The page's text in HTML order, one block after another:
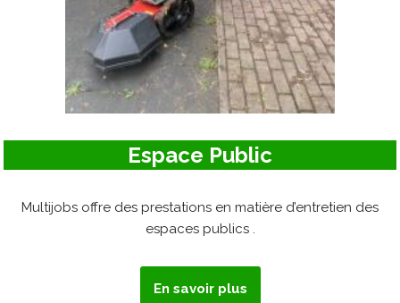
Espace Public
Multijobs offre des prestations en matière d’entretien des
espaces publics .
En savoir plus